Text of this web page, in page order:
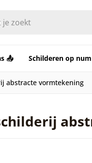
📤 Schilderen op
abstracte vormtekening